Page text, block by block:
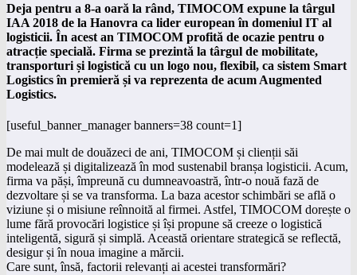
Deja pentru a 8-a oară la rând, TIMOCOM expune la târgul
IAA 2018 de la Hanovra ca lider european în domeniul IT al
logisticii. În acest an TIMOCOM profită de ocazie pentru o
atracție specială. Firma se prezintă la târgul de mobilitate,
transporturi și logistică cu un logo nou, flexibil, ca sistem Smart
Logistics în premieră și va reprezenta de acum Augmented
Logistics.
[useful_banner_manager banners=38 count=1]
De mai mult de douăzeci de ani, TIMOCOM și clienții săi
modelează și digitalizează în mod sustenabil branșa logisticii. Acum,
firma va păși, împreună cu dumneavoastră, într-o nouă fază de
dezvoltare și se va transforma. La baza acestor schimbări se află o
viziune și o misiune reînnoită al firmei. Astfel, TIMOCOM dorește o
lume fără provocări logistice și își propune să creeze o logistică
inteligentă, sigură și simplă. Această orientare strategică se reflectă,
desigur și în noua imagine a mărcii.
Care sunt, însă, factorii relevanți ai acestei transformări?